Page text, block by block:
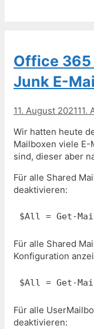
Office 365
Junk E-
11. August 202111.
Wir hatten heute
Mailboxen viele E-
sind, dieser aber
Für alle Shared
deaktivieren:
Für alle Shared
Konfiguration
$All = Get-
Für alle
deaktivieren: